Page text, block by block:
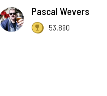
Pascal Wevers
53.890